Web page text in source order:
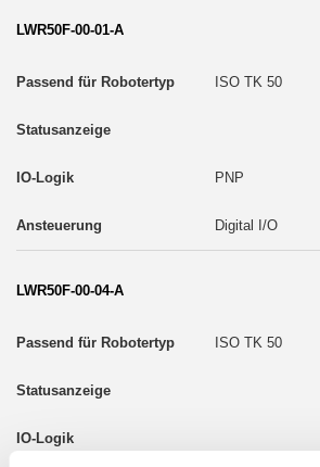
LWR50F-00-01-A
ISO TK 50
PNP
Digital I/O
LWR50F-00-04-A
ISO TK 50